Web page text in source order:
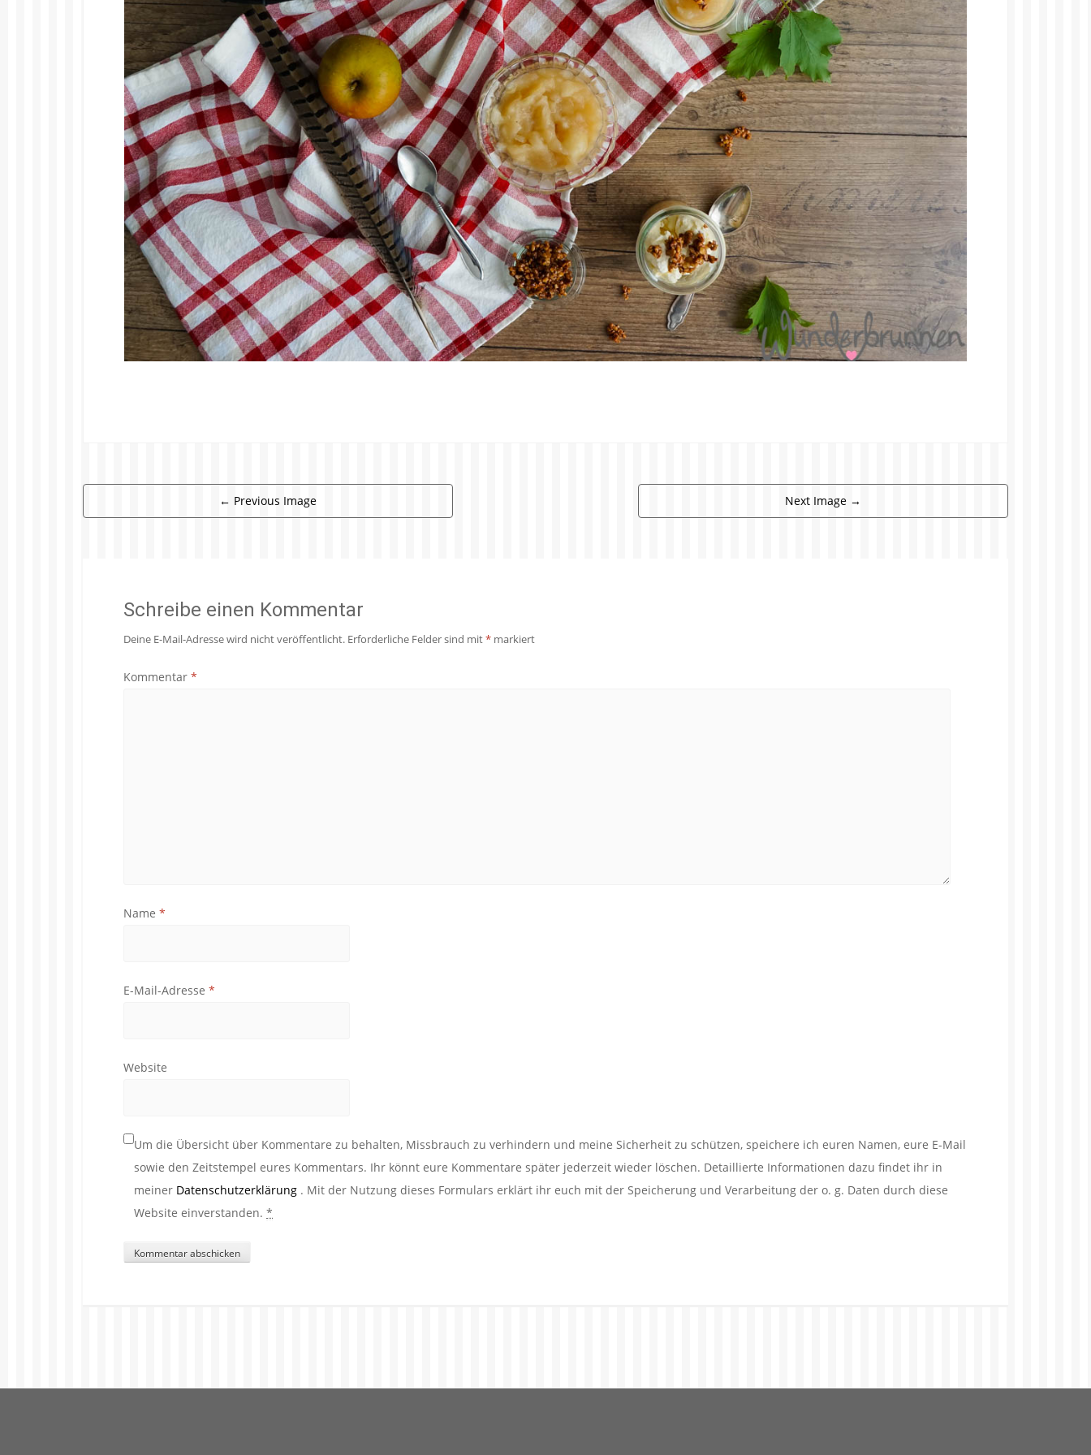
← Previous Image Next Image →
Schreibe einen Kommentar
Deine E-Mail-Adresse wird nicht veröffentlicht. Erforderliche Felder sind mit* markiert
Kommentar *
Name *
E-Mail-Adresse *
Website
Um die Übersicht über Kommentare zu behalten, Missbrauch zu verhindern und meine Sicherheit zu schützen, speichere ich euren Namen, eure E-Mail
sowie den Zeitstempel eures Kommentars. Ihr könnt eure Kommentare später jederzeit wieder löschen. Detaillierte Informationen dazu findet ihr in
meiner Datenschutzerklärung . Mit der Nutzung dieses Formulars erklärt ihr euch mit der Speicherung und Verarbeitung der o. g. Daten durch diese
Website einverstanden. *